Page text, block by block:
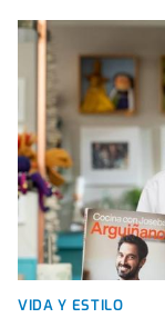
VIDA Y ESTILO